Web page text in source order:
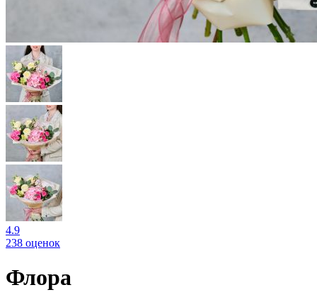
4.9
238 оценок
Флора